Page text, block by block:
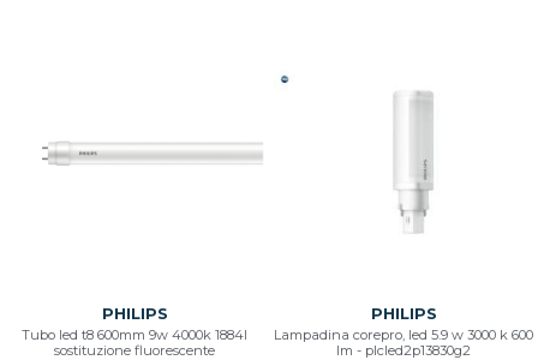
PHILIPS
Tubo led t8 600mm 9w 4000k 1884l
sostituzione fluorescente
PHILIPS
Lampadina corepro, led 5.9 w 3000 k 600
lm - plcled2p13830g2